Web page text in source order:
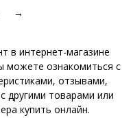
→
в интернет-магазине
можете ознакомиться с
отзывами,
другими товарами или
купить онлайн.